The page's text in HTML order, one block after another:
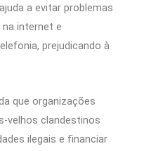
a evitar problemas
internet e
prejudicando à
que organizações
velhos clandestinos
ilegais e financiar